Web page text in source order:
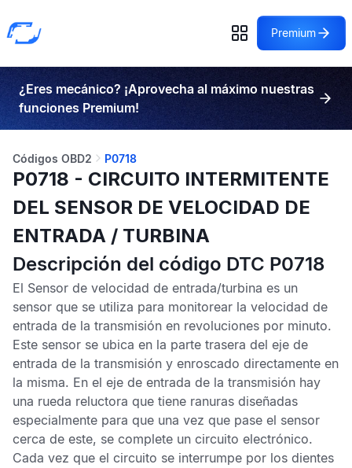
Premium
¿Eres mecánico? ¡Aprovecha al máximo nuestras
funciones Premium!
Códigos OBD2 P0718
P0718 - CIRCUITO INTERMITENTE
DEL SENSOR DE VELOCIDAD DE
ENTRADA / TURBINA
Descripción del código DTC P0718
El Sensor de velocidad de entrada/turbina es un
sensor que se utiliza para monitorear la velocidad de
entrada de la transmisión en revoluciones por minuto.
Este sensor se ubica en la parte trasera del eje de
entrada de la transmisión y enroscado directamente en
la misma. En el eje de entrada de la transmisión hay
una rueda reluctora que tiene ranuras diseñadas
especialmente para que una vez que pase el sensor
cerca de este, se complete un circuito electrónico.
Cada vez que el circuito se interrumpe por los dientes